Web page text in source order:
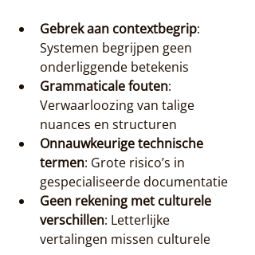
Gebrek aan contextbegrip:
Systemen begrijpen geen
onderliggende betekenis
Grammaticale fouten:
Verwaarloozing van talige
nuances en structuren
Onnauwkeurige technische
termen: Grote risico’s in
gespecialiseerde documentatie
Geen rekening met culturele
verschillen: Letterlijke
vertalingen missen culturele